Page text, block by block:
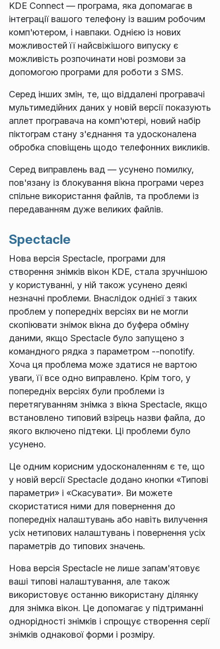
KDE Connect — програма, яка допомагає в
інтеграції вашого телефону із вашим робочим
комп'ютером, і навпаки. Однією із нових
можливостей її найсвіжішого випуску є
можливість розпочинати нові розмови за
допомогою програми для роботи з SMS.
Серед інших змін, те, що віддалені програвачі
мультимедійних даних у новій версії показують
аплет програвача на комп'ютері, новий набір
піктограм стану з'єднання та удосконалена
обробка сповіщень щодо телефонних викликів.
Серед виправлень вад — усунено помилку,
пов'язану із блокування вікна програми через
спільне використання файлів, та проблеми із
передаванням дуже великих файлів.
Spectacle
Нова версія Spectacle, програми для
створення знімків вікон KDE, стала зручнішою
у користуванні, у ній також усунено деякі
незначні проблеми. Внаслідок однієї з таких
проблем у попередніх версіях ви не могли
скопіювати знімок вікна до буфера обміну
даними, якщо Spectacle було запущено з
командного рядка з параметром --nonotify.
Хоча ця проблема може здатися не вартою
уваги, її все одно виправлено. Крім того, у
попередніх версіях були проблеми із
перетягуванням знімка з вікна Spectacle, якщо
встановлено типовий взірець назви файла, до
якого включено підтеки. Ці проблеми було
усунено.
Це одним корисним удосконаленням є те, що
у новій версії Spectacle додано кнопки «Типові
параметри» і «Скасувати». Ви можете
скористатися ними для повернення до
попередніх налаштувань або навіть вилучення
усіх нетипових налаштувань і повернення усіх
параметрів до типових значень.
Нова версія Spectacle не лише запам'ятовує
ваші типові налаштування, але також
використовує останню використану ділянку
для знімка вікон. Це допомагає у підтриманні
однорідності знімків і спрощує створення серії
знімків однакової форми і розміру.